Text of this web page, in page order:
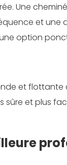
Une
et une
option
et flottante
sûre et plus